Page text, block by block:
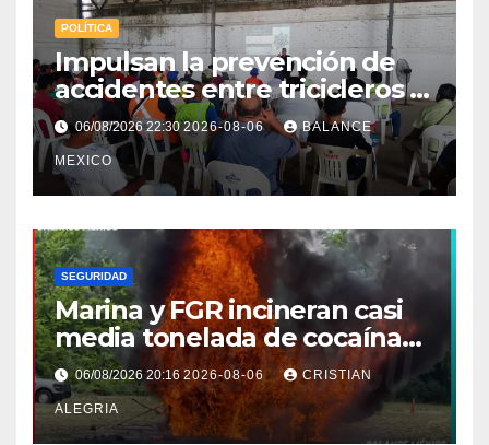
POLÍTICA
Impulsan la prevención de
accidentes entre tricicleros y
mototriciclistas de Tapachula
06/08/2026 22:302026-08-06 BALANCE
MEXICO
SEGURIDAD
Marina y FGR incineran casi
media tonelada de cocaína
asegurada frente a las costas
de Chiapas
06/08/2026 20:16 2026-08-06 CRISTIAN
ALEGRIA